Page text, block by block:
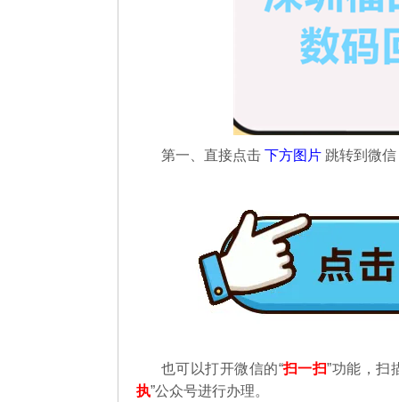
第一、直接点击 下方图片 跳转到微信
也可以打开微信的“扫一扫”功能，扫
执”公众号进行办理。